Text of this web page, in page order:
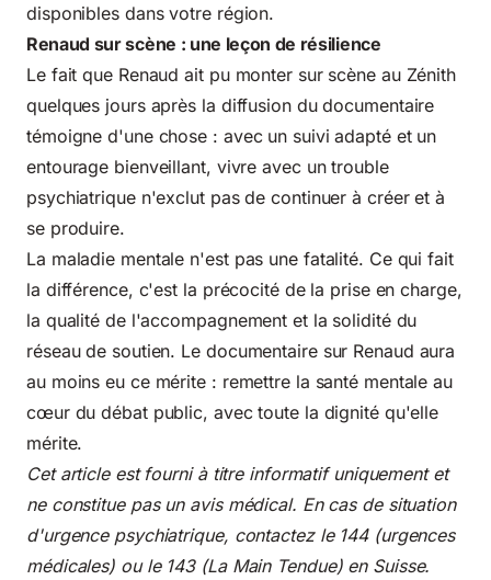
disponibles dans votre région.
Renaud sur scène : une leçon de résilience
Le fait que Renaud ait pu monter sur scène au Zénith
quelques jours après la diffusion du documentaire
témoigne d'une chose : avec un suivi adapté et un
entourage bienveillant, vivre avec un trouble
psychiatrique n'exclut pas de continuer à créer et à
se produire.
La maladie mentale n'est pas une fatalité. Ce qui fait
la différence, c'est la précocité de la prise en charge,
la qualité de l'accompagnement et la solidité du
réseau de soutien. Le documentaire sur Renaud aura
au moins eu ce mérite : remettre la santé mentale au
cœur du débat public, avec toute la dignité qu'elle
mérite.
Cet article est fourni à titre informatif uniquement et
ne constitue pas un avis médical. En cas de situation
d'urgence psychiatrique, contactez le 144 (urgences
médicales) ou le 143 (La Main Tendue) en Suisse.